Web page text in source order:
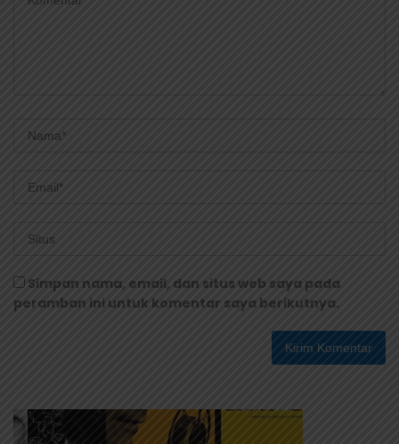
Simpan nama, email, dan situs web saya pada
peramban ini untuk komentar saya berikutnya.